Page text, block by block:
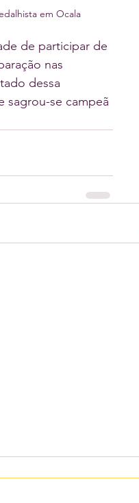
em Ocala
de participar de
nas
dessa
sagrou-se campeã